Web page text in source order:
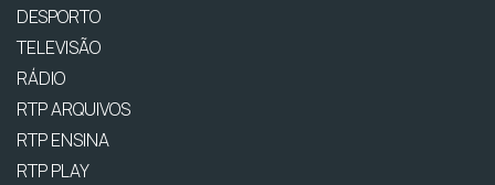
DESPORTO
TELEVISÃO
RÁDIO
RTP ARQUIVOS
RTP ENSINA
RTP PLAY